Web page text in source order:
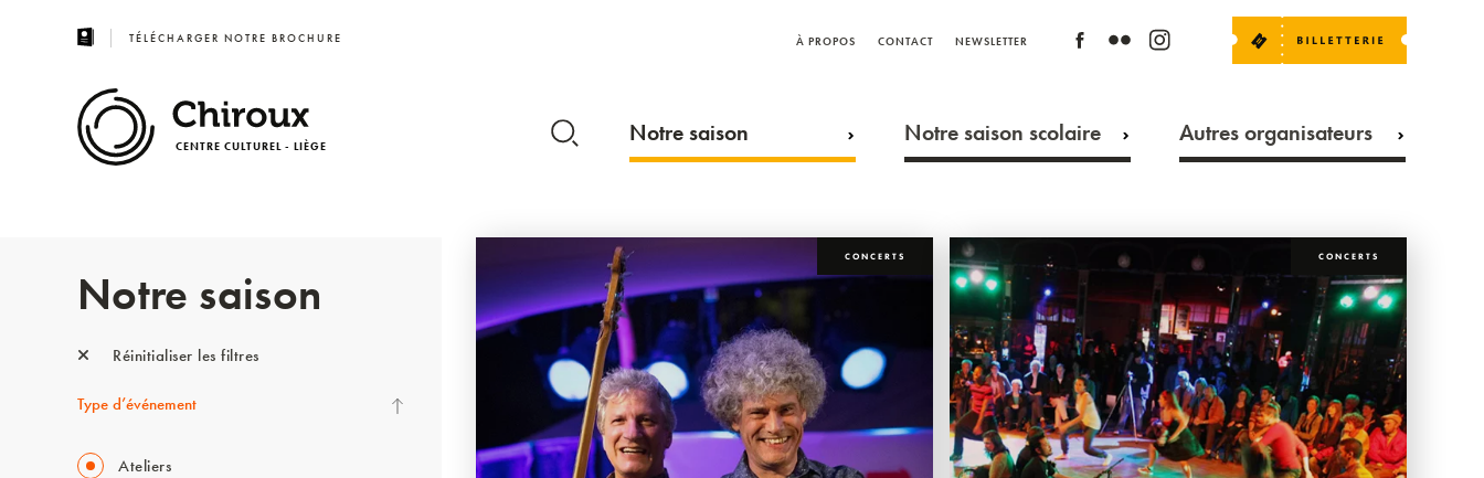
TÉLÉCHARGER NOTRE BROCHURE À PROPOS CONTACT NEWSLETTER
CENTRE CULTUREL - LIÈGE Notre saison Notre saison scolaire Autres organisateurs
Notre saison
Réinitialiser les filtres
Type d’événement
Ateliers
CONCERTS CONCERTS